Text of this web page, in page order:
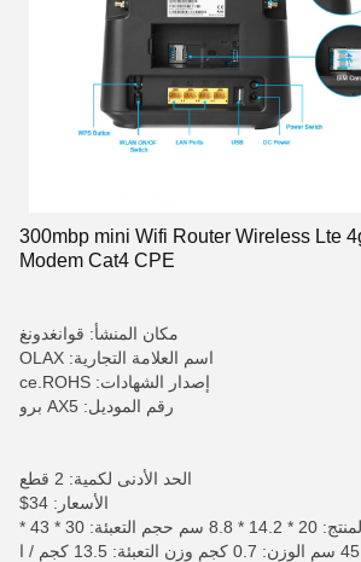
300mbp mini Wifi Router Wireless Lte 4g Router Network
Modem Cat4 CPE
مكان المنشأ: قوانغدونغ
اسم العلامة التجارية: OLAX
إصدار الشهادات: ce.ROHS
رقم الموديل: AX5 برو
الحد الأدنى لكمية: 2 قطع
الأسعار: 34$
تفاصيل التغليف: حجم المنتج: 20 * 14.2 * 8.8 سم حجم التعبئة: 30 * 43 *
45 سم الوزن: 0.7 كجم وزن التعبئة: 13.5 كجم / ا